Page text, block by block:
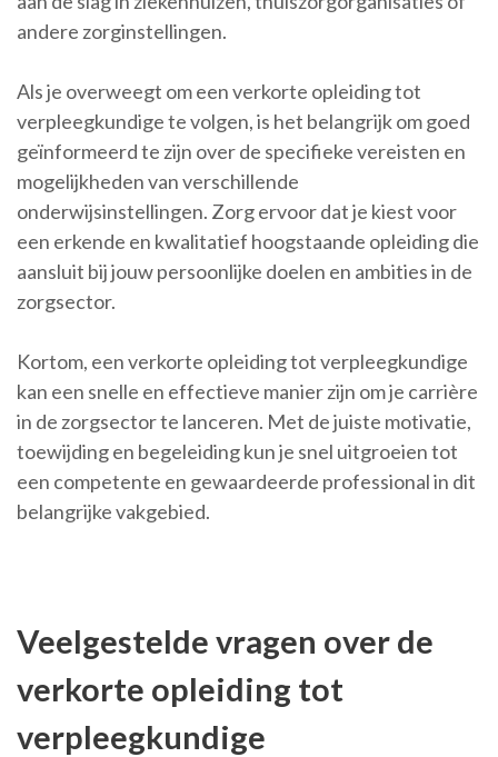
andere zorginstellingen.
Als je overweegt om een verkorte opleiding tot
verpleegkundige te volgen, is het belangrijk om goed
geïnformeerd te zijn over de specifieke vereisten en
mogelijkheden van verschillende
onderwijsinstellingen. Zorg ervoor dat je kiest voor
een erkende en kwalitatief hoogstaande opleiding die
aansluit bij jouw persoonlijke doelen en ambities in de
zorgsector.
Kortom, een verkorte opleiding tot verpleegkundige
kan een snelle en effectieve manier zijn om je carrière
in de zorgsector te lanceren. Met de juiste motivatie,
toewijding en begeleiding kun je snel uitgroeien tot
een competente en gewaardeerde professional in dit
belangrijke vakgebied.
Veelgestelde vragen over de
verkorte opleiding tot
verpleegkundige